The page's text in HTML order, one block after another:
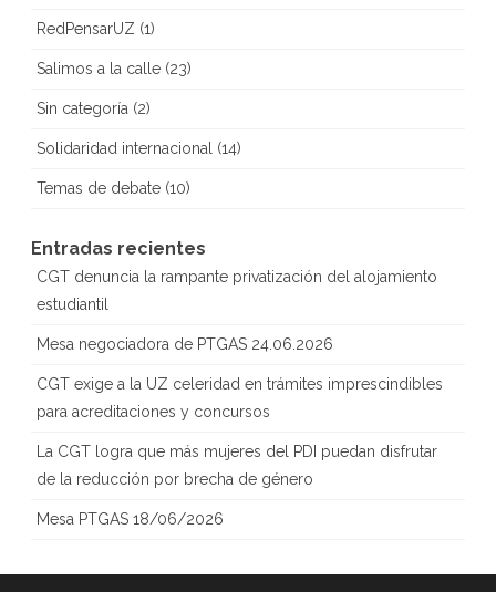
RedPensarUZ (1)
Salimos a la calle (23)
Sin categoría (2)
Solidaridad internacional (14)
Temas de debate (10)
Entradas recientes
CGT denuncia la rampante privatización del alojamiento
estudiantil
Mesa negociadora de PTGAS 24.06.2026
CGT exige a la UZ celeridad en trámites imprescindibles
para acreditaciones y concursos
La CGT logra que más mujeres del PDI puedan disfrutar
de la reducción por brecha de género
Mesa PTGAS 18/06/2026